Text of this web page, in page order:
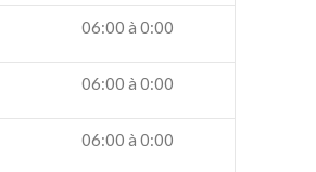
06:00 à 0:00
06:00 à 0:00
06:00 à 0:00